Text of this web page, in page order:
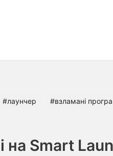
#лаунчер #взламані
на Smart